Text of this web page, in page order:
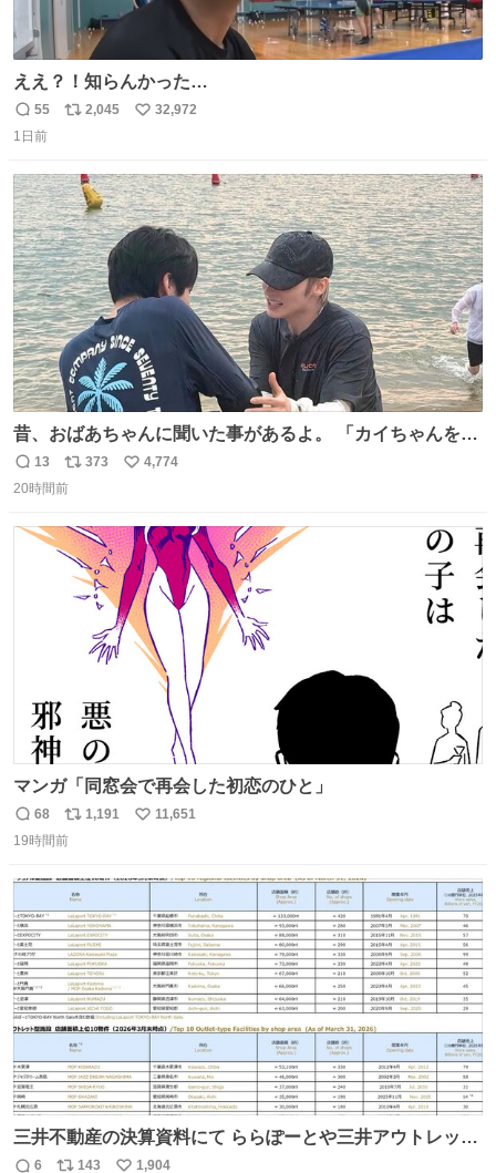
ええ？！知らんかった…
返
信
55
リ
ト
数
2,045
い
数
32,972
1日前
昔、おばあちゃんに聞いた事があるよ。 「カイちゃんをい
じめると、アイツが海から上がって来るぞ。」って。
返
信
13
リ
ポ
ト
数
373
い
数
4,774
20時間前
マンガ「同窓会で再会した初恋のひと」
返
信
68
リ
ポ
ト
数
1,191
い
11,651
19時間前
三井不動産の決算資料にて ららぽーとや三井アウトレット
パークの店舗別売上高（2025年度）が一部判明
6 143 1,904